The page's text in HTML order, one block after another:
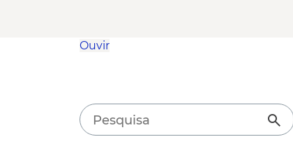
Ouvir
search